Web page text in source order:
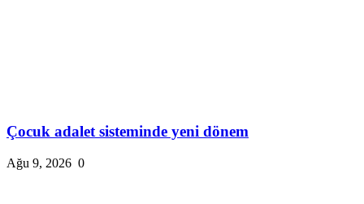
Çocuk adalet sisteminde yeni dönem
Ağu 9, 2026 0